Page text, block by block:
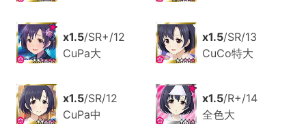
x1.5/SR+/12
CuPa大
x1.5/SR/13
CuCo特大
x1.5/SR/12
CuPa中
x1.5/R+/14
全色大